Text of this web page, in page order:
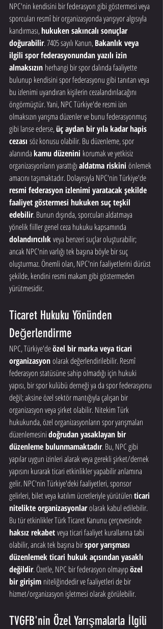
NPC'nin kendisini bir federasyon gibi göstermesi veya
sporcuları resmî bir organizasyonda yarışıyor algısıyla
kandırması, hukuken sakıncalı sonuçlar
doğurabilir. 7405 sayılı Kanun, Bakanlık veya
ilgili spor federasyonundan yazılı izin
almaksızın herhangi bir spor dalında faaliyette
bulunup kendisini spor federasyonu gibi tanıtan veya
bu izlenimi uyandıran kişilerin cezalandırılacağını
öngörmüştür. Yani, NPC Türkiye'de resmi izin
olmaksızın yarışma düzenler ve bunu federasyonmuş
gibi lanse ederse, üç aydan bir yıla kadar hapis
cezası söz konusu olabilir. Bu düzenleme, spor
alanında kamu düzenini korumak ve yetkisiz
organizasyonların yarattığı aldatma riskini önlemek
amacını taşımaktadır. Dolayısıyla NPC'nin Türkiye'de
resmi federasyon izlenimi yaratacak şekilde
faaliyet göstermesi hukuken suç teşkil
edebilir. Bunun dışında, sporcuları aldatmaya
yönelik fiiller genel ceza hukuku kapsamında
dolandırıcılık veya benzeri suçlar oluşturabilir;
ancak NPC'nin varlığı tek başına böyle bir suç
oluşturmaz. Önemli olan, NPC'nin faaliyetlerini dürüst
şekilde, kendini resmi makam gibi göstermeden
yürütmesidir.
Ticaret Hukuku Yönünden
Değerlendirme
NPC, Türkiye'de özel bir marka veya ticari
organizasyon olarak değerlendirilebilir. Resmî
federasyon statüsüne sahip olmadığı için hukuki
yapısı, bir spor kulübü derneği ya da spor federasyonu
değil; aksine özel sektör mantığıyla çalışan bir
organizasyon veya şirket olabilir. Nitekim Türk
hukukunda, özel organizasyonların spor yarışmaları
düzenlemesini doğrudan yasaklayan bir
düzenleme bulunmamaktadır. Bu, NPC gibi
yapılar uygun izinleri alarak veya gerekli şirket/dernek
yapısını kurarak ticari etkinlikler yapabilir anlamına
gelir. NPC'nin Türkiye'deki faaliyetleri, sponsor
gelirleri, bilet veya katılım ücretleriyle yürütülen ticari
nitelikte organizasyonlar olarak kabul edilebilir.
Bu tür etkinlikler Türk Ticaret Kanunu çerçevesinde
haksız rekabet veya ticari faaliyet kurallarına tabi
olabilir, ancak tek başına bir spor yarışması
düzenlemek ticari hukuk açısından yasaklı
değildir. Özetle, NPC bir federasyon olmayıp özel
bir girişim niteliğindedir ve faaliyetleri de bir
hizmet/organizasyon işletmesi olarak görülebilir.
TVGFB'nin Özel Yarışmalarla İlgili